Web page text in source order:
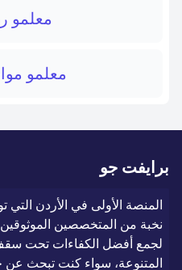
معلمو
معلمو
برايفت جو
المنصة الأولى في الأردن التي
نخبة من المتخصصين
لجمع أفضل الكفاءات تحت سقف
المتنوعة، سواء كنت تبحث عن